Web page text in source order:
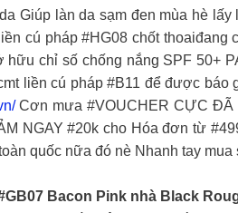
Giúp làn da sạm đen mùa hè
cú pháp #HG08 chốt
chỉ số chống nắng SPF 50+
liền cú pháp #B11 để được
Cơn mưa #VOUCHER CỰC ĐÃ
NGAY #20k cho Hóa đơn từ
quốc nữa đó nè Nhanh tay
Bacon Pink nhà Black